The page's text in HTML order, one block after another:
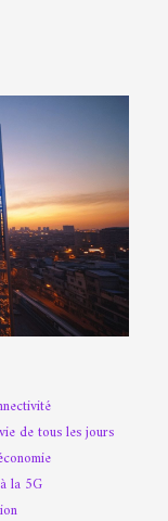
de tous les jours
la 5G